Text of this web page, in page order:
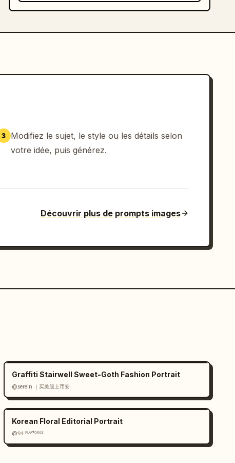
3
Modifiez le sujet, le style ou les détails selon
votre idée, puis générez.
Découvrir plus de prompts images
Graffiti Stairwell Sweet-Goth Fashion Portrait
@serein ｜买美股上币安
Korean Floral Editorial Portrait
@𝟡𝟜 ᴾᴸᴬʸᶠᴼᴿᴳᴱ